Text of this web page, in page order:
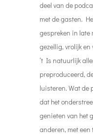
deel van de
met de gasten.
gespreken in late
gezellig, vrolijk en
‘t Is natuurlijk
preproduceerd,
luisteren. Wat de
dat het
genieten van het
anderen, met een